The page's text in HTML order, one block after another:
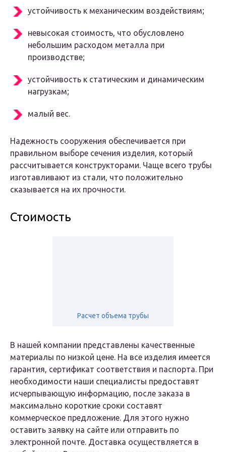
устойчивость к механическим воздействиям;
невысокая стоимость, что обусловлено
небольшим расходом металла при
производстве;
устойчивость к статическим и динамическим
нагрузкам;
малый вес.
Надежность сооружения обеспечивается при
правильном выборе сечения изделия, который
рассчитывается конструкторами. Чаще всего трубы
изготавливают из стали, что положительно
сказывается на их прочности.
Стоимость
Расчет объема трубы
В нашей компании представлены качественные
материалы по низкой цене. На все изделия имеется
гарантия, сертификат соответствия и паспорта. При
необходимости наши специалисты предоставят
исчерпывающую информацию, после заказа в
максимально короткие сроки составят
коммерческое предложение. Для этого нужно
оставить заявку на сайте или отправить по
электронной почте. Доставка осуществляется в